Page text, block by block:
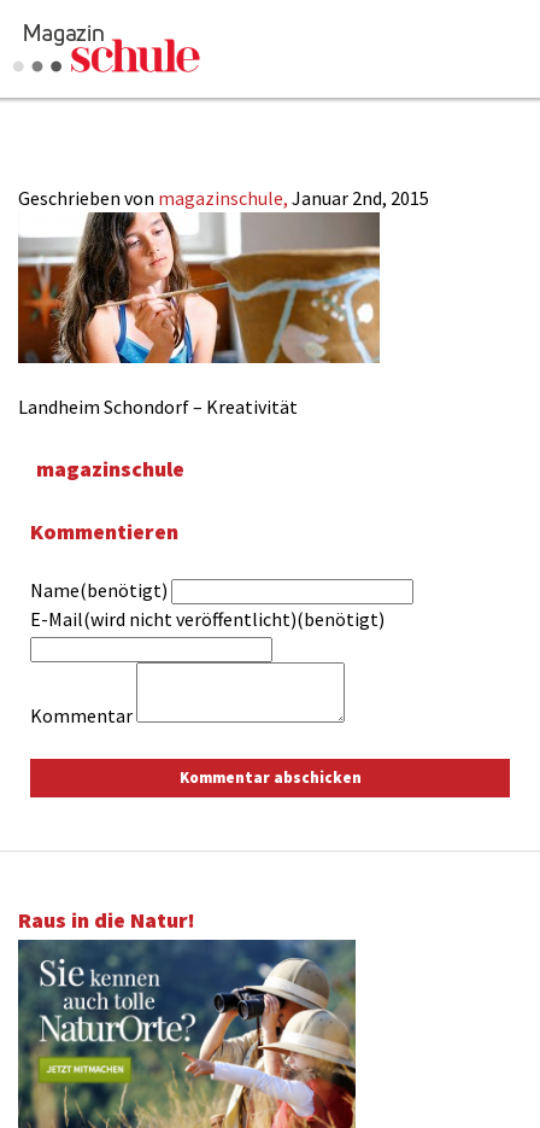
Online-Magazin
Newsletter
Mediadaten
Kontakt
Impressum
Kommentieren
Abonnieren
Anmelden
Geschrieben von magazinschule, Januar 2nd, 2015
Landheim Schondorf – Kreativität
magazinschule
Kommentieren
Name(benötigt)
E-Mail(wird nicht veröffentlicht)(benötigt)
Kommentar
Raus in die Natur!